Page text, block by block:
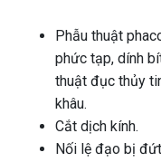
Phẫu thuật
phức tạp, dính
thuật đục thủy
khâu.
Cắt dịch kính.
Nối lệ đạo bị